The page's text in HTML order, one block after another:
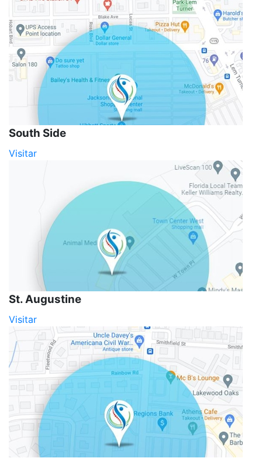
South Side
Visitar
St. Augustine
Visitar